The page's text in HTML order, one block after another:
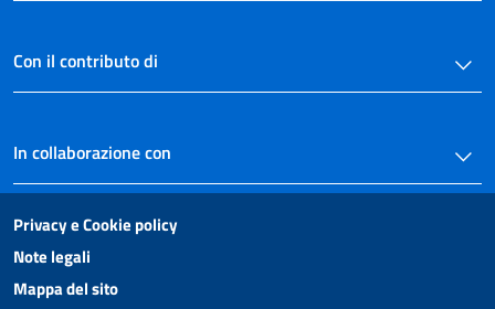
Con il contributo di
In collaborazione con
Privacy e Cookie policy
Note legali
Mappa del sito